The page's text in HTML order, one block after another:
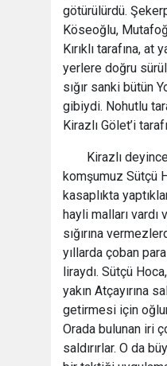
götürülürdü.
Köseoğlu,
Kırıklı tarafına, at
yerlere doğru
sığır sanki bütün
gibiydi. Nohutlu
Kirazlı Gölet’i
Kirazlı
komşumuz Sütçü
kasaplıkta
hayli malları vardı
sığırına
yıllarda çoban
liraydı. Sütçü
yakın Atçayırına
getirmesi için
Orada bulunan iri
saldırırlar. O da